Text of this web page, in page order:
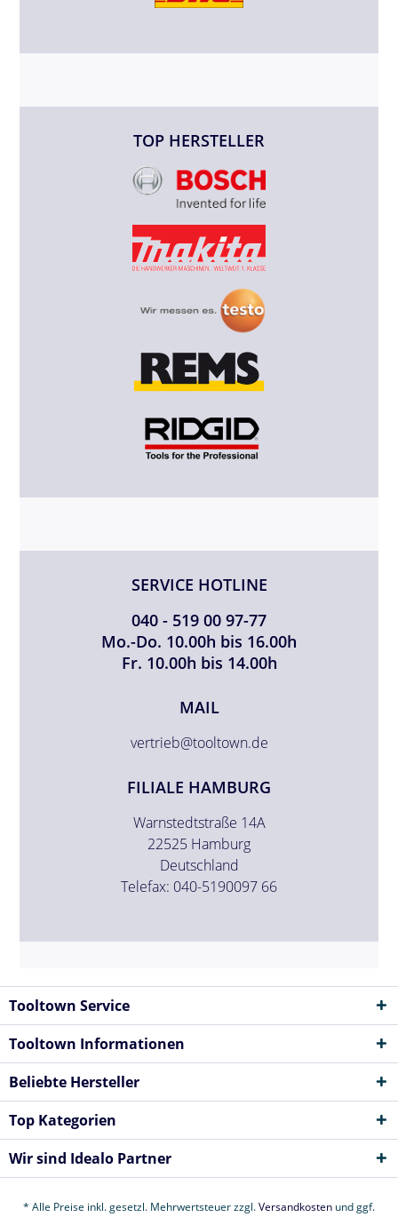
TOP HERSTELLER
SERVICE HOTLINE
040 - 519 00 97-77
Mo.-Do. 10.00h bis 16.00h
Fr. 10.00h bis 14.00h
MAIL
vertrieb@tooltown.de
FILIALE HAMBURG
Warnstedtstraße 14A
22525 Hamburg
Deutschland
Telefax: 040-5190097 66
Tooltown Service
Tooltown Informationen
Beliebte Hersteller
Top Kategorien
Wir sind Idealo Partner
* Alle Preise inkl. gesetzl. Mehrwertsteuer zzgl.Versandkosten und ggf.